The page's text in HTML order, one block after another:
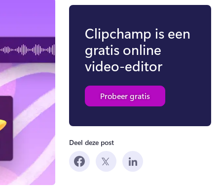
Clipchamp is een
gratis online
video-editor
Probeer gratis
Deel deze post